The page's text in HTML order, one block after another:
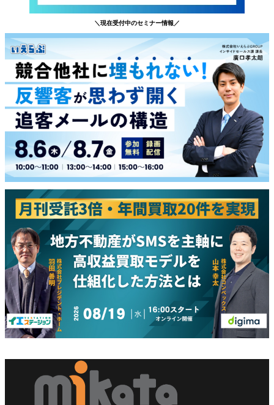
＼現在受付中のセミナー情報／